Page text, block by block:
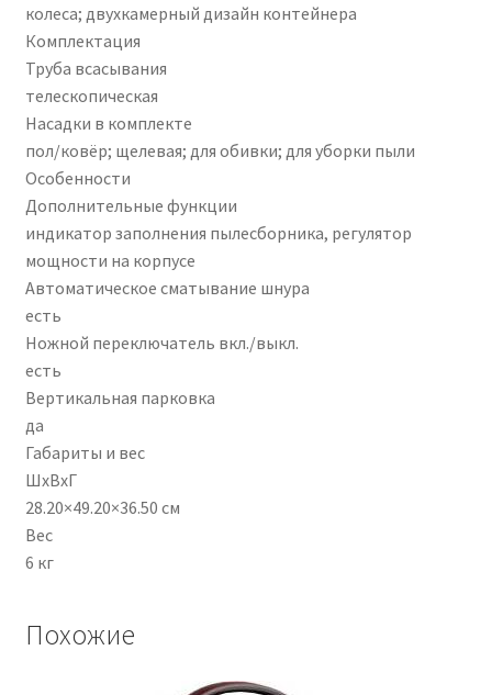
колеса; двухкамерный дизайн контейнера
Комплектация
Труба всасывания
телескопическая
Насадки в комплекте
пол/ковёр; щелевая; для обивки; для уборки пыли
Особенности
Дополнительные функции
индикатор заполнения пылесборника, регулятор
мощности на корпусе
Автоматическое сматывание шнура
есть
Ножной переключатель вкл./выкл.
есть
Вертикальная парковка
да
Габариты и вес
ШхВхГ
28.20×49.20×36.50 см
Вес
6 кг
Похожие